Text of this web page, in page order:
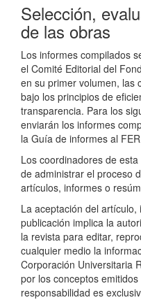
Selección,
de las obras
Los informes compilados
el Comité Editorial del
en su primer volumen, las
bajo los principios de
transparencia. Para los
enviarán los informes
la Guía de informes al
Los coordinadores de
de administrar el proceso
artículos, informes o
La aceptación del
publicación implica la
la revista para editar,
cualquier medio la
Corporación Universitaria
por los conceptos
responsabilidad es